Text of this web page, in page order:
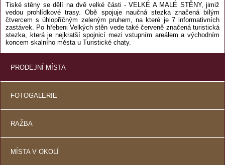
Tiské stěny se dělí na dvě velké části - VELKÉ A MALÉ STĚNY, jimiž
vedou prohlídkové trasy. Obě spojuje naučná stezka značená bílým
čtvercem s úhlopříčným zeleným pruhem, na které je 7 informativních
zastávek. Po hřebeni Velkých stěn vede také červeně značená turistická
stezka, která je nejkratší spojnicí mezi vstupním areálem a východním
koncem skalního města u Turistické chaty.
PRODEJNÍ MÍSTA
FOTOGALERIE
RAŽBA
MÍSTA V OKOLÍ